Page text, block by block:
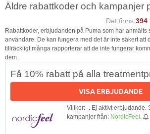
Äldre rabattkoder och kampanjer
Det finns 394
Rabattkoder, erbjudanden på Puma som har anmälts
användare. De kan fungera med det är inte säkert att
tillräckligt många rapporterar att de inte fungerar
dem.
Få 10% rabatt på alla
VISA ERBJUDANDE
Villkor: -. Ej aktivt erbjudande.
kampanjer från: NordicFeel